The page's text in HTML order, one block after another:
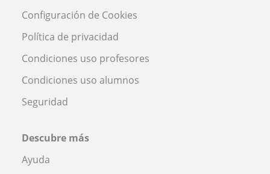
Configuración de Cookies
Política de privacidad
Condiciones uso profesores
Condiciones uso alumnos
Seguridad
Descubre más
Ayuda